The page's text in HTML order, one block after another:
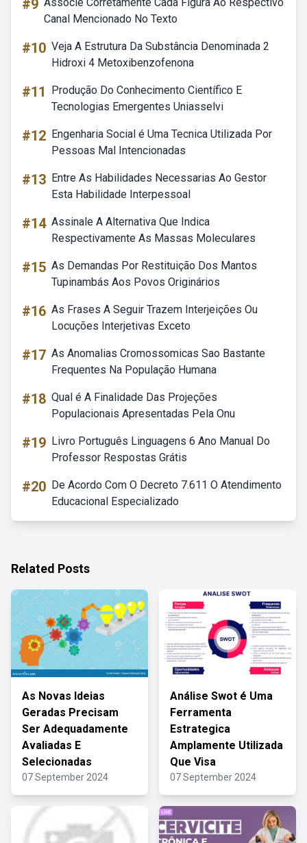
#9
Canal Mencionado No Texto
#10 Veja A Estrutura Da Substância Denominada 2
Hidroxi 4 Metoxibenzofenona
#11
Produção Do Conhecimento Científico E
Tecnologias Emergentes Uniasselvi
#12 Engenharia Social é Uma Tecnica Utilizada Por
Pessoas Mal Intencionadas
#13 Entre As Habilidades Necessarias Ao Gestor
Esta Habilidade Interpessoal
#14 Assinale A Alternativa Que Indica
Respectivamente As Massas Moleculares
#15 As Demandas Por Restituição Dos Mantos
Tupinambás Aos Povos Originários
#16 As Frases A Seguir Trazem Interjeições Ou
Locuções Interjetivas Exceto
#17 As Anomalias Cromossomicas Sao Bastante
Frequentes Na População Humana
#18 Qual é A Finalidade Das Projeções
Populacionais Apresentadas Pela Onu
#19 Livro Português Linguagens 6 Ano Manual Do
Professor Respostas Grátis
#20 De Acordo Com O Decreto 7.611 O Atendimento
Educacional Especializado
Related Posts
As Novas Ideias
Geradas Precisam
Ser Adequadamente
Avaliadas E
Selecionadas
07 September 2024
Análise Swot é Uma
Ferramenta
Estrategica
Amplamente Utilizada
Que Visa
07 September 2024